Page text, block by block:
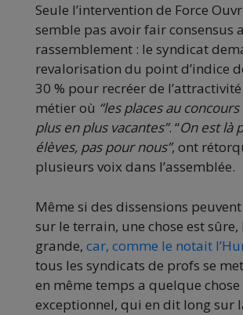
Seule l’intervention de Force
semble pas avoir fair consensus
rassemblement : le syndicat
revalorisation du point d’indice
30 % pour recréer de
métier où “les places au
plus en plus vacantes”. “On est là
élèves, pas pour nous”, ont
plusieurs voix dans l’assemblée.
Même si des dissensions
sur le terrain, une chose est sûre,
grande, car, comme le notait
tous les syndicats de profs se
en même temps a quelque chose
exceptionnel, qui en dit long sur